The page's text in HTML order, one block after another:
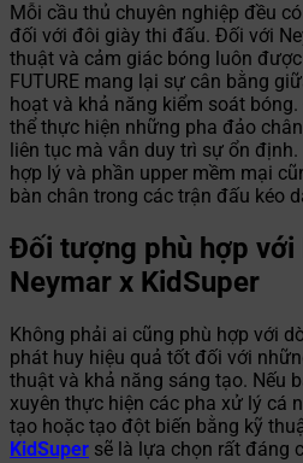
Mỗi cầu thủ chuyên nghiệp đều
đối với đôi giày thi đấu. Đối với
thuật và cảm giác bóng luôn
FUTURE mang lại sự cân bằng
hoạt và khả năng kiểm soát
thể thực hiện những pha đảo
liên tục mà vẫn duy trì sự ổn
hợp lý và phần upper mềm mại
bàn chân trong các trận đấu kéo
Đối tượng phù hợp với
Neymar x KidSuper
Không phải ai cũng phù hợp với
phát huy hiệu quả tốt đối với
thuật và khả năng sáng tạo. Nếu
xuyên thực hiện các pha xử lý cá
tạo hoặc tạo đột biến bằng kỹ
KidSuper sẽ là lựa chọn rất đáng